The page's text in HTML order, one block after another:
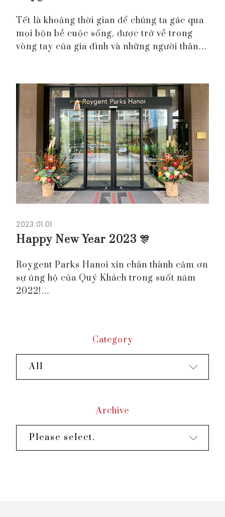
Tết là khoảng thời gian để chúng ta gác qua
mọi bộn bề cuộc sống, được trở về trong
vòng tay của gia đình và những người thân
Hãy để lạ...
2023.01.01
Happy New Year 2023 🎊
Roygent Parks Hanoi xin chân thành cảm ơn
sự ủng hộ của Quý Khách trong suốt năm
2022!
đến cho Quý khách cùng g...
Category
All
Archive
Please select.